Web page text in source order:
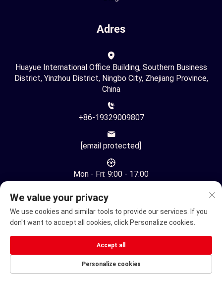
Adres
Huayue International Office Building, Southern Business
District, Yinzhou District, Ningbo City, Zhejiang Province,
China
+86-19329009807
[email protected]
Mon - Fri: 9:00 - 17:00
Auteursrecht © Ningbo Youhuan Automation Technology Co.,
Ltd. Alle rechten voorbehouden -
Elektrische rolstoel Elektrische Mobilitisscooter
We value your privacy
We use cookies and similar tools to provide our services. If you
don't want to accept all cookies, click Personalize cookies.
Personalize cookies
Accept all